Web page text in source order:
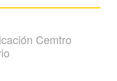
Cemtro